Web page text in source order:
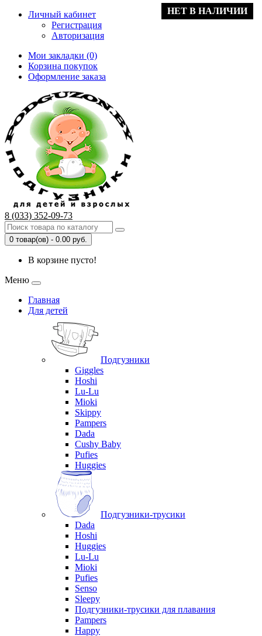
Личный кабинет
Регистрация
Авторизация
Мои закладки (0)
Корзина покупок
Оформление заказа
8 (033) 352-09-73
0 товар(ов) - 0.00 руб.
В корзине пусто!
Меню
Главная
Для детей
Подгузники
Giggles
Hoshi
Lu-Lu
Mioki
Skippy
Pampers
Dada
Cushy Baby
Pufies
Huggies
Подгузники-трусики
Dada
Hoshi
Huggies
Lu-Lu
Mioki
Pufies
Senso
Sleepy
Подгузники-трусики для плавания
Pampers
Happy
НЕТ В НАЛИЧИИ